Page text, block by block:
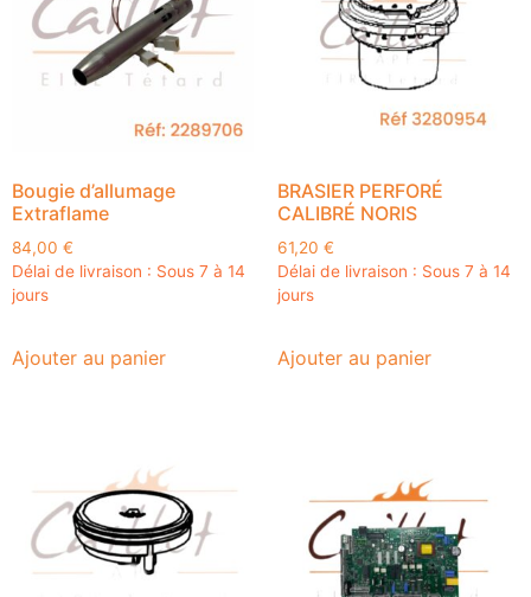
Bougie d’allumage
Extraflame
84,00 €
Délai de livraison : Sous 7 à 14
jours
Ajouter au panier
BRASIER PERFORÉ
CALIBRÉ NORIS
61,20 €
Délai de livraison : Sous 7 à 14
jours
Ajouter au panier